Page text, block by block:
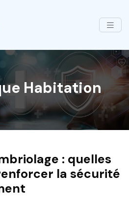
Habitation
: quelles
la sécurité